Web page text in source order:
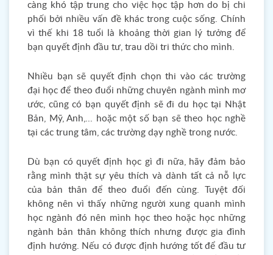
càng khó tập trung cho việc học tập hơn do bị chi
phối bởi nhiều vấn đề khác trong cuộc sống. Chính
vì thế khi 18 tuổi là khoảng thời gian lý tưởng để
bạn quyết định đầu tư, trau dồi tri thức cho mình.
Nhiều bạn sẽ quyết định chọn thi vào các trường
đại học để theo đuổi những chuyên ngành mình mơ
ước, cũng có bạn quyết định sẽ đi du học tại Nhật
Bản, Mỹ, Anh,... hoặc một số bạn sẽ theo học nghề
tại các trung tâm, các trường dạy nghề trong nước.
Dù bạn có quyết định học gì đi nữa, hãy đảm bảo
rằng mình thật sự yêu thích và dành tất cả nỗ lực
của bản thân để theo đuổi đến cùng. Tuyệt đối
không nên vì thấy những người xung quanh mình
học ngành đó nên mình học theo hoặc học những
ngành bản thân không thích nhưng được gia đình
định hướng. Nếu có được định hướng tốt để đầu tư